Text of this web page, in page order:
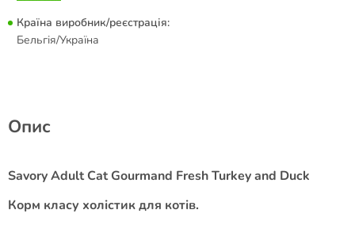
Країна виробник/реєстрація:
Бельгія/Україна
Опис
Savory Adult Cat Gourmand Fresh Turkey and Duck
Корм класу холістик для котів.